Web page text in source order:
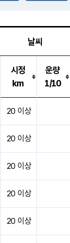
날씨
시정
km
운량
1/10
20 이상
20 이상
20 이상
20 이상
20 이상